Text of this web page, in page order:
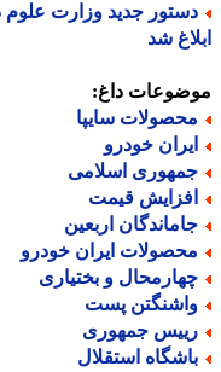
جدید وزارت علوم
شد
داغ:
سایپا
خودرو
اسلامی
قیمت
اربعین
ایران خودرو
و بختیاری
پست
جمهوری
استقلال